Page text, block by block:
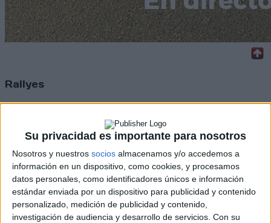
Su privacidad es importante para nosotros
Nosotros y nuestros socios almacenamos y/o accedemos a
información en un dispositivo, como cookies, y procesamos
datos personales, como identificadores únicos e información
estándar enviada por un dispositivo para publicidad y contenido
personalizado, medición de publicidad y contenido,
investigación de audiencia y desarrollo de servicios. Con su
Rallyes
WRC
ERC
CERA
CERT
Internacionales
Campeonatos Autonómicos
Históricos
Dakar
RallyCross